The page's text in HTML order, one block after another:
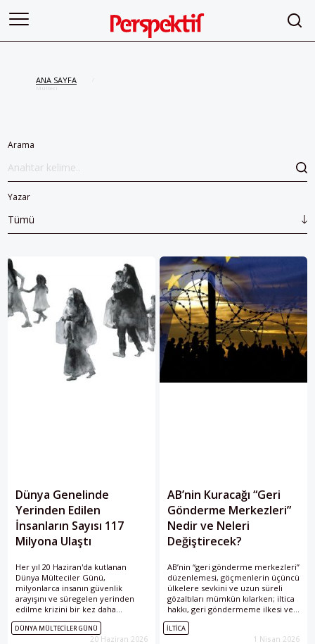
ANA SAYFA
Mülteci
Arama
Yazar
Tümü
Dünya Genelinde
Yerinden Edilen
İnsanların Sayısı 117
Milyona Ulaştı
Her yıl 20 Haziran'da kutlanan
Dünya Mülteciler Günü,
milyonlarca insanın güvenlik
arayışını ve süregelen yerinden
edilme krizini bir kez daha
gündeme taşıdı. UNHCR'ye göre,
sayılar düşüş gösterse de bugün
dünya genelinde 117,8 milyon
DÜNYA MÜLTECILER GÜNÜ
20 Haziran 2026
AB’nin Kuracağı “Geri
Gönderme Merkezleri”
Nedir ve Neleri
Değiştirecek?
AB’nin “geri gönderme merkezleri”
düzenlemesi, göçmenlerin üçüncü
ülkelere sevkini ve uzun süreli
gözaltıları mümkün kılarken; iltica
hakkı, geri göndermeme ilkesi ve
etkili başvuru gibi temel
güvencelerin fiilen aşınması riskini
İLTICA
1 Nisan 2026